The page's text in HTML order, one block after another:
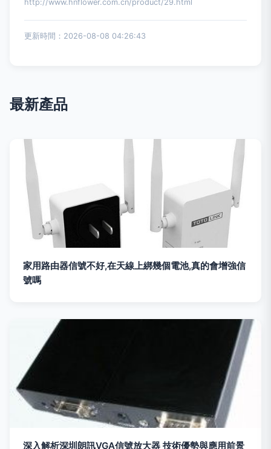
http://www.hnflower.com.cn/product/29.html
更新時間：2026-08-08 04:26:43
最新產品
家用路由器信號不好,在天線上綁幾個電池,真的會增強信
號嗎
深入解析深圳朗訊VGA信號放大器 技術優勢與應用前景